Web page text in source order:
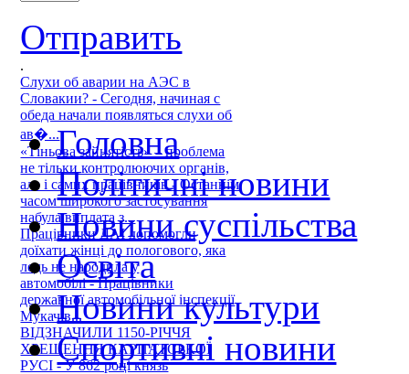
Отправить
.
Слухи об аварии на АЭС в
Словакии? - Сегодня, начиная с
обеда начали появляться слухи об
ав�...
«Тіньова зайнятість» – проблема
не тільки контролюючих органів,
але і самих працівників - Останнім
часом широкого застосування
набула виплата з...
Працівники ДАІ допомогли
доїхати жінці до пологового, яка
ледь не народила у
автомобілі - Працівники
державної автомобільної інспекції
Мукачів...
ВІДЗНАЧИЛИ 1150-РІЧЧЯ
ХРЕЩЕННЯ КАРПАТСЬКОЇ
РУСІ - У 862 році князь
Головна
Політичні новини
Новини суспільства
Освіта
Новини культури
Спортивні новини